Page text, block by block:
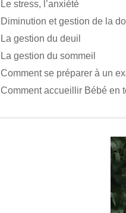
Le stress, l’anxiété
Diminution et gestion de la
La gestion du deuil
La gestion du sommeil
Comment se préparer à un
Comment accueillir Bébé en